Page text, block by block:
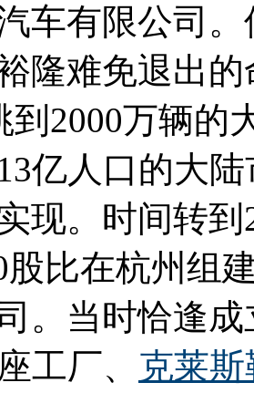
车有限公司
隆难免退出
到2000万辆的
亿人口的大
现。时间转
股比在杭州
。当时恰逢
工厂、 克莱斯